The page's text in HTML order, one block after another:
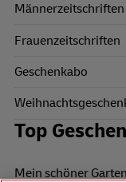
Männerzeitschriften
Frauenzeitschriften
Geschenkabo
Top
Mein schöner